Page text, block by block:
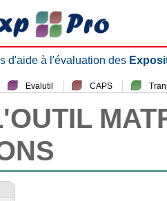
d'aide à l'évaluation des
Evalutil CAPS